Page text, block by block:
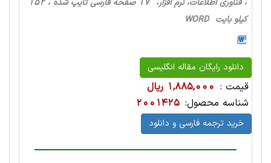
، فناوری اطلاعات، نرم افزار، 17 صفحه فارسی تایپ شده ، 152
کیلو بایت WORD
دانلود رایگان مقاله انگلیسی
قیمت : 1,885,000 ریال
شناسه محصول: 2001425
خرید ترجمه فارسی و دانلود